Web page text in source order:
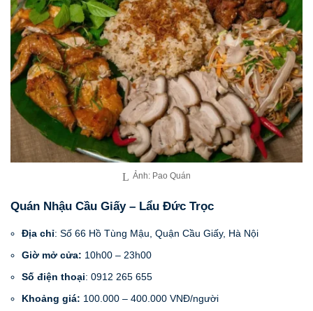
Ảnh: Pao Quán
Quán Nhậu Cầu Giấy – Lẩu Đức Trọc
Địa chỉ: Số 66 Hồ Tùng Mậu, Quận Cầu Giấy, Hà Nội
Giờ mở cửa: 10h00 – 23h00
Số điện thoại: 0912 265 655
Khoảng giá: 100.000 – 400.000 VNĐ/người